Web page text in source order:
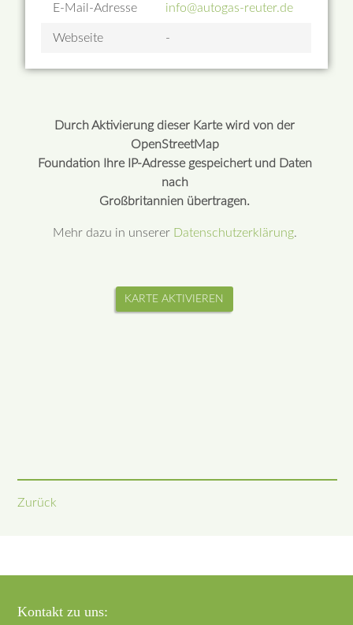
E-Mail-Adresse info@autogas-reuter.de
Webseite -
Durch Aktivierung dieser Karte wird von der
OpenStreetMap
Foundation Ihre IP-Adresse gespeichert und Daten
nach
Großbritannien übertragen.
Mehr dazu in unserer Datenschutzerklärung.
KARTE AKTIVIEREN
Zurück
Kontakt zu uns: